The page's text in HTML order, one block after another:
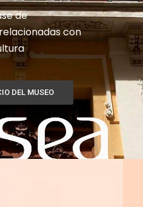
DEL MUSEO
de
con